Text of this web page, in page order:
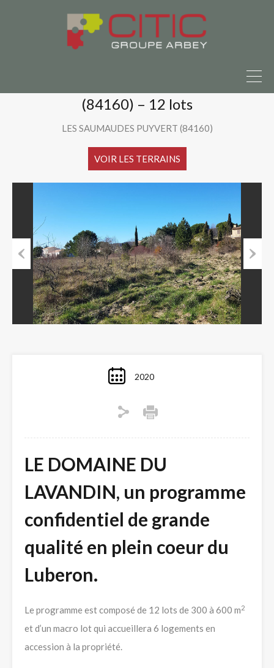
Parlons-en ici
Accueil
Nos terrains à bâtir
Le Domaine du Lavandin – Puyvert (84160) – 12 lots
Le Domaine du Lavandin – Puyvert
(84160) – 12 lots
LES SAUMAUDES PUYVERT (84160)
VOIR LES TERRAINS
Previous
2020
LE DOMAINE DU
LAVANDIN, un programme
confidentiel de grande
qualité en plein coeur du
Luberon.
Le programme est composé de 12 lots de 300 à 600 m2
et d’un macro lot qui accueillera 6 logements en
accession à la propriété.